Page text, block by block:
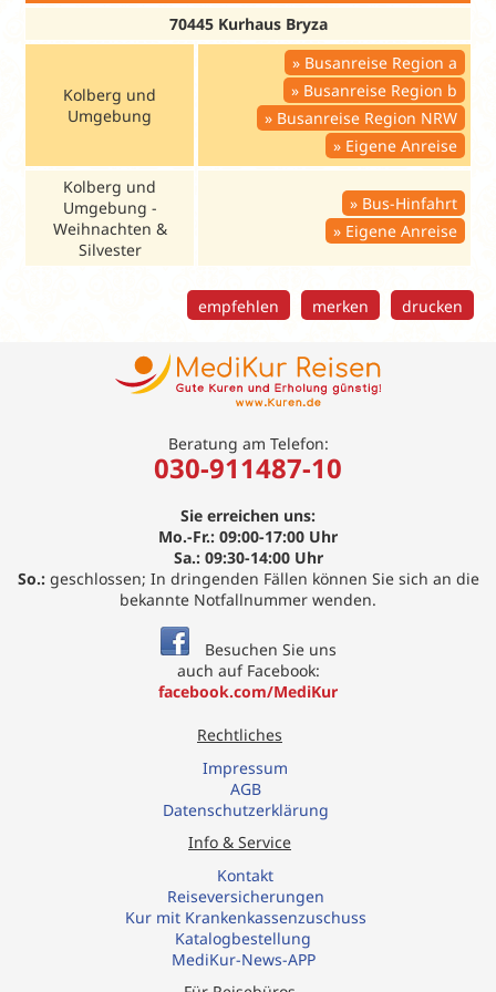
70445 Kurhaus Bryza
Kolberg und
Umgebung
Busanreise Region a
Busanreise Region b
Busanreise Region NRW
Eigene Anreise
Kolberg und
Umgebung -
Weihnachten &
Silvester
Bus-Hinfahrt
Eigene Anreise
drucken
merken
empfehlen
Beratung am Telefon:
030-911487-10
Sie erreichen uns:
Mo.-Fr.: 09:00-17:00 Uhr
Sa.: 09:30-14:00 Uhr
So.:geschlossen; In dringenden Fällen können Sie sich an die
bekannte Notfallnummer wenden.
Besuchen Sie uns
auch auf Facebook:
facebook.com/MediKur
Rechtliches
Impressum
AGB
Datenschutzerklärung
Info & Service
Kontakt
Reiseversicherungen
Kur mit Krankenkassenzuschuss
Katalogbestellung
MediKur-News-APP